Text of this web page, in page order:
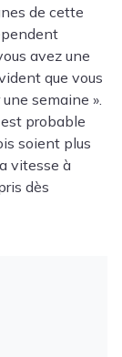
de cette
avez une
que vous
semaine ».
probable
soient plus
vitesse à
dès